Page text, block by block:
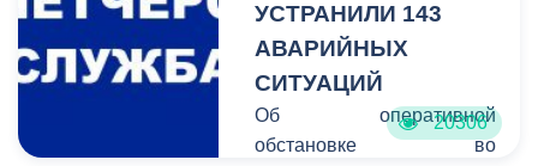
УСТРАНИЛИ 143
АВАРИЙНЫХ
СИТУАЦИЙ
Об оперативной
обстановке во
20306